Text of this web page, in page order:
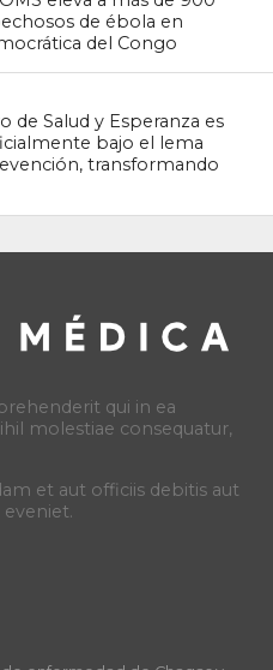
de ébola en
del Congo
de Salud y Esperanza es
bajo el lema
transformando
qui in ea
molestiae consequatur,
et aut officiis debitis aut